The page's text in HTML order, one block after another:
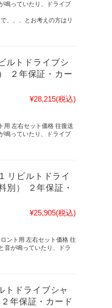
鳴っていたり、ドライブ
、、、とお考えの方はリ
ルトドライブシ
２年保証・カー
¥28,215(税込)
用 左右セット価格 往復送
鳴っていたり、ドライブ
リビルトドライ
別） ２年保証・
¥25,905(税込)
ント用 左右セット価格 往
音が鳴っていたり、ドラ
トドライブシャ
年保証・カード